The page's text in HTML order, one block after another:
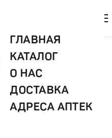
ГЛАВНАЯ
КАТАЛОГ
О НАС
ДОСТАВКА
АДРЕСА АПТЕК